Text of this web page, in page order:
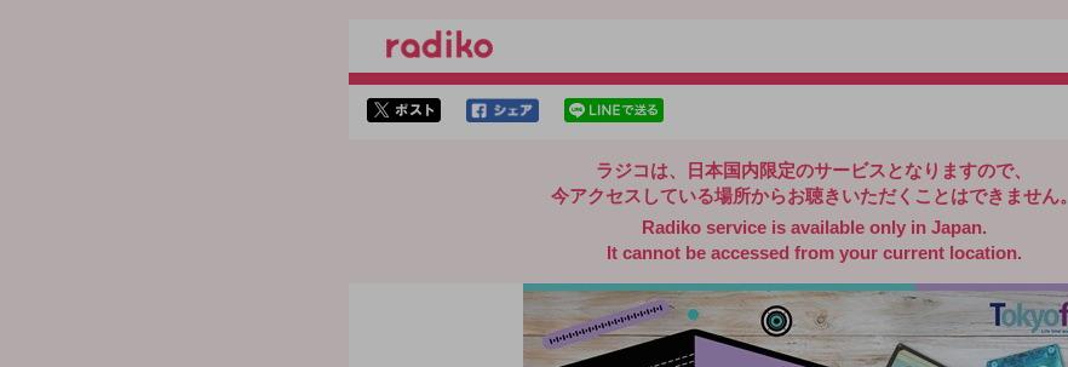
ラジコは、日本国内限定のサービスとなりますので、
今アクセスしている場所からお聴きいただくことはできません。
Radiko service is available only in Japan.
It cannot be accessed from your current location.